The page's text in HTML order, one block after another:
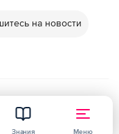
Знания Меню
на новости